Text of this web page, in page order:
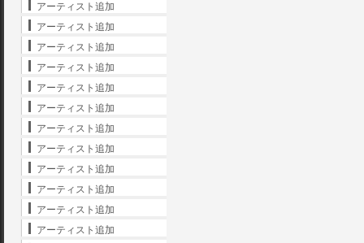
アーティスト追加
アーティスト追加
アーティスト追加
アーティスト追加
アーティスト追加
アーティスト追加
アーティスト追加
アーティスト追加
アーティスト追加
アーティスト追加
アーティスト追加
アーティスト追加